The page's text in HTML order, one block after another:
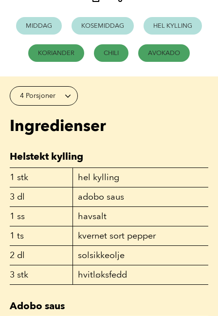
MIDDAG KOSEMIDDAG HEL KYLLING
KORIANDER CHILI AVOKADO
4 Porsjoner
Ingredienser
Helstekt kylling
1 stk
hel kylling
3 dl
adobo saus
1 ss
havsalt
1 ts
kvernet sort pepper
2 dl
solsikkeolje
3 stk hvitløksfedd
Adobo saus